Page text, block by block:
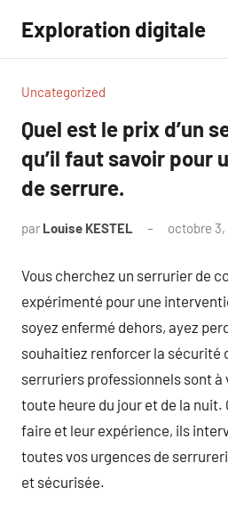
contenu
Exploration digitale
Uncategorized
Quel est le prix d’un
qu’il faut savoir pour
de serrure.
par Louise KESTEL octobre 3,
Vous cherchez un serrurier de
expérimenté pour une
soyez enfermé dehors, ayez
souhaitiez renforcer la sécurité
serruriers professionnels sont à
toute heure du jour et de la nuit.
faire et leur expérience, ils
toutes vos urgences de
et sécurisée.